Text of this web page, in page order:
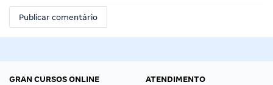
GRAN CURSOS ONLINE
ATENDIMENTO